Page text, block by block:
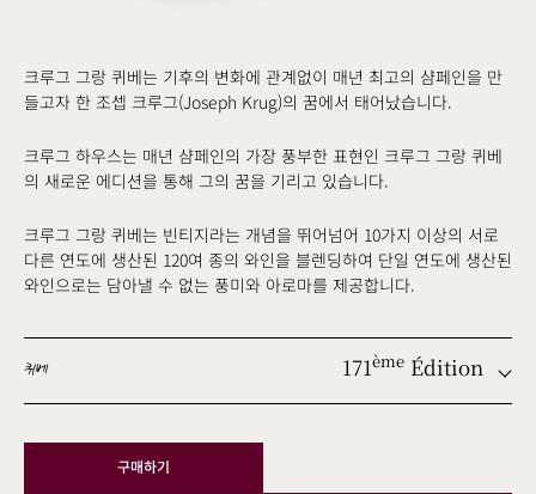
크루그 그랑 퀴베는 기후의 변화에 관계없이 매년 최고의 샴페인을 만
들고자 한 조셉 크루그(Joseph Krug)의 꿈에서 태어났습니다.
크루그 하우스는 매년 샴페인의 가장 풍부한 표현인 크루그 그랑 퀴베
의 새로운 에디션을 통해 그의 꿈을 기리고 있습니다.
크루그 그랑 퀴베는 빈티지라는 개념을 뛰어넘어 10가지 이상의 서로
다른 연도에 생산된 120여 종의 와인을 블렌딩하여 단일 연도에 생산된
와인으로는 담아낼 수 없는 풍미와 아로마를 제공합니다.
퀴베 171èmeÉdition
ème
구매하기